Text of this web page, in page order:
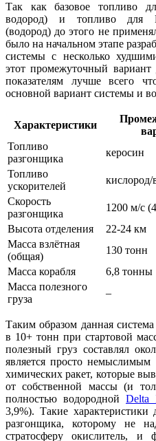
Так как базовое топливо
водород) и топливо для
(водород) до этого не
было на начальном этапе
системы с несколько
этот промежуточный
показателям лучше всего
основной вариант системы и
Характеристики
Топливо
разгонщика
керосин
Топливо
ускорителей
кислород/
Скорость
разгонщика
1200 м/с
Высота отделения
22-24 км
Масса взлётная
(общая)
130 тонн
Масса корабля
6,8 тонны
Масса полезного
груза
–
Таким образом данная
в 10+ тонн при стартовой
полезный груз составлял
является просто немыслимым
химических ракет, которые
от собственной массы (и
полностью водородной Delta
3,9%). Такие характеристики
разгонщика, которому не
стратосферу окислитель,